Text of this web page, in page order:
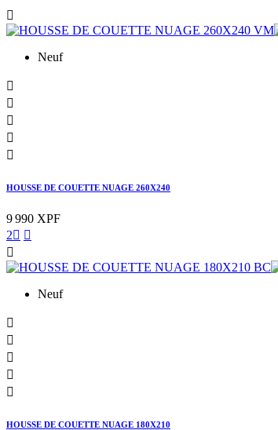

Neuf





HOUSSE DE COUETTE NUAGE 260X240
9 990 XPF
2 

Neuf





HOUSSE DE COUETTE NUAGE 180X210